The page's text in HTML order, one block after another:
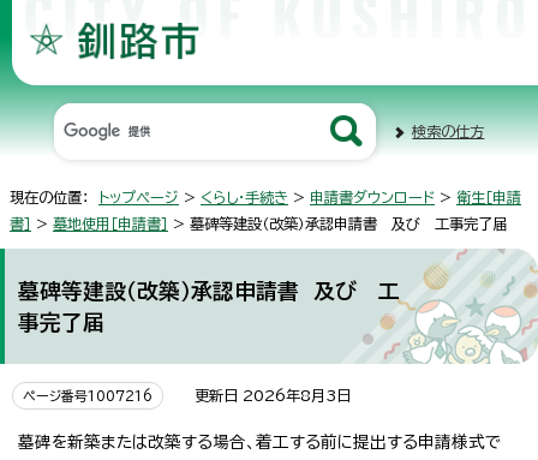
検索の仕方
現在の位置： トップページ > くらし・手続き > 申請書ダウンロード > 衛生［申請
書］
> 墓地使用［申請書］ > 墓碑等建設（改築）承認申請書 及び 工事完了届
墓碑等建設（改築）承認申請書 及び 工
事完了届
ページ番号1007216 更新日 2026年8月3日
墓碑を新築または改築する場合、着工する前に提出する申請様式で